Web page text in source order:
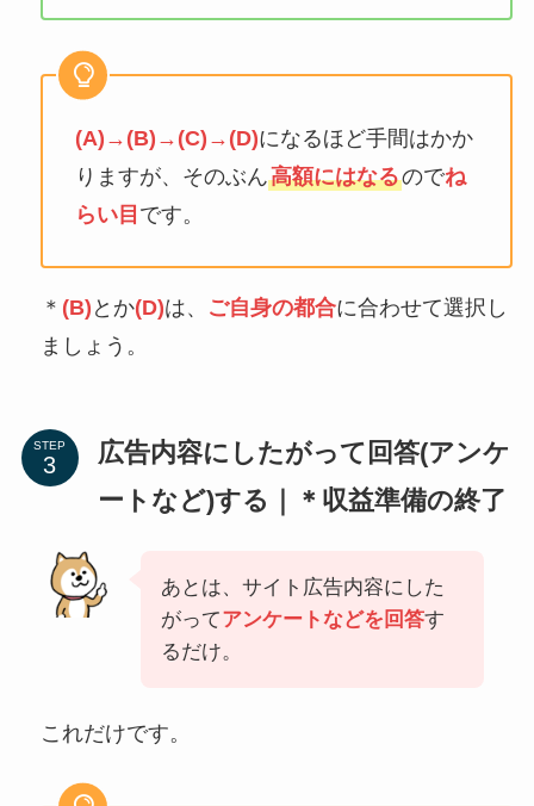
(A) → (B) → (C) → (D)になるほど手間はかか
りますが、そのぶん高額にはなるのでね
らい目 です。
＊ (B) とか(D)は、 ご自身の都合に合わせて選択し
ましょう。
STEP
広告内容にしたがって回答(アンケ
ートなど)する｜＊収益準備の終了
あとは、サイト広告内容にした
がってアンケートなどを回答す
るだけ。
これだけです。